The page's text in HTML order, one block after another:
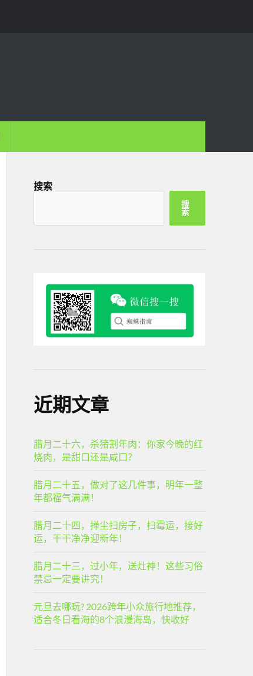
搜索
搜
索
近期文章
腊月二十六，杀猪割年肉：你家今晚的红
烧肉，是甜口还是咸口？
腊月二十五，做对了这几件事，明年一整
年都福气满满！
腊月二十四，掸尘扫房子，扫霉运，接好
运，干干净净迎新年！
腊月二十三，过小年，送灶神！这些习俗
禁忌一定要讲究！
元旦去哪玩? 2026跨年小众旅行地推荐，
适合冬日看海的8个浪漫海岛，快收好